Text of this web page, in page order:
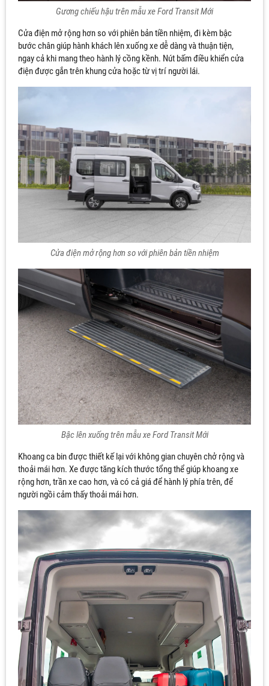
Gương chiếu hậu trên mẫu xe Ford Transit Mới
Cửa điện mở rộng hơn so với phiên bản tiền nhiệm, đi kèm bậc
bước chân giúp hành khách lên xuống xe dễ dàng và thuận tiện,
ngay cả khi mang theo hành lý cồng kềnh. Nút bấm điều khiển cửa
điện được gắn trên khung cửa hoặc từ vị trí người lái.
Cửa điện mở rộng hơn so với phiên bản tiền nhiệm
Bậc lên xuống trên mẫu xe Ford Transit Mới
Khoang ca bin được thiết kế lại với không gian chuyên chở rộng và
thoải mái hơn. Xe được tăng kích thước tổng thể giúp khoang xe
rộng hơn, trần xe cao hơn, và có cả giá để hành lý phía trên, để
người ngồi cảm thấy thoải mái hơn.